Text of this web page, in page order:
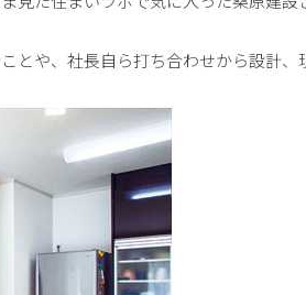
とや、社長自ら打ち合わせから設計